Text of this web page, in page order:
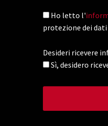
Ho letto l'
protezione dei dati
Desideri ricevere
Sì, desidero